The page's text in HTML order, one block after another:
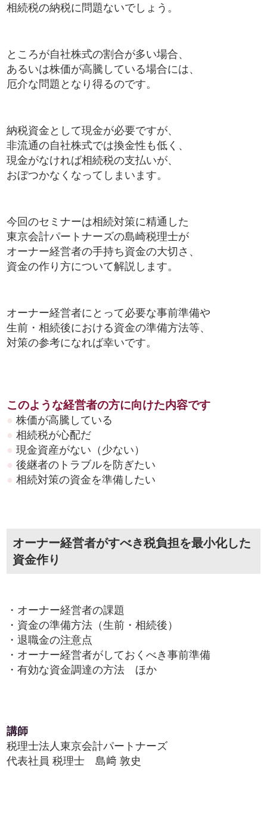
相続税の納税に問題ないでしょう。
ところが自社株式の割合が多い場合、
あるいは株価が高騰している場合には、
厄介な問題となり得るのです。
納税資金として現金が必要ですが、
非流通の自社株式では換金性も低く、
現金がなければ相続税の支払いが、
おぼつかなくなってしまいます。
今回のセミナーは相続対策に精通した
東京会計パートナーズの島崎税理士が
オーナー経営者の手持ち資金の大切さ、
資金の作り方について解説します。
オーナー経営者にとって必要な事前準備や
生前・相続後における資金の準備方法等、
対策の参考になれば幸いです。
このような経営者の方に向けた内容です
● 株価が高騰している
● 相続税が心配だ
● 現金資産がない（少ない）
● 後継者のトラブルを防ぎたい
● 相続対策の資金を準備したい
オーナー経営者がすべき税負担を最小化した
資金作り
・オーナー経営者の課題
・資金の準備方法（生前・相続後）
・退職金の注意点
・オーナー経営者がしておくべき事前準備
・有効な資金調達の方法 ほか
講師
税理士法人東京会計パートナーズ
代表社員 税理士 島﨑 敦史